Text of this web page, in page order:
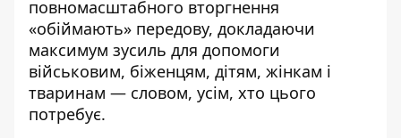
повномасштабного вторгнення
«обіймають» передову, докладаючи
максимум зусиль для допомоги
військовим, біженцям, дітям, жінкам і
тваринам — словом, усім, хто цього
потребує.